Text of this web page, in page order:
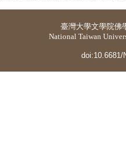
臺灣大學文學院佛
National Taiwan
doi:10.6681/